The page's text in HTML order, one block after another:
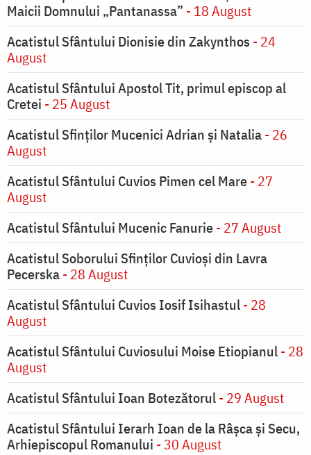
Maicii Domnului „Pantanassa” - 18 August
Acatistul Sfântului Dionisie din Zakynthos - 24
August
Acatistul Sfântului Apostol Tit, primul episcop al
Cretei - 25 August
Acatistul Sfinților Mucenici Adrian și Natalia- 26
August
Acatistul Sfântului Cuvios Pimen cel Mare- 27
August
Acatistul Sfântului Mucenic Fanurie- 27 August
Acatistul Soborului Sfinților Cuvioși din Lavra
Pecerska- 28 August
Acatistul Sfântului Cuvios Iosif Isihastul- 28
August
Acatistul Sfântului Cuviosului Moise Etiopianul- 28
August
Acatistul Sfântului Ioan Botezătorul- 29 August
Acatistul Sfântului Ierarh Ioan de la Râşca şi Secu,
Arhiepiscopul Romanului - 30 August